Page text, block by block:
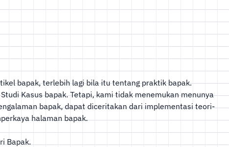
bapak, terlebih lagi bila itu tentang praktik bapak.
Kasus bapak. Tetapi, kami tidak menemukan menunya
bapak, dapat diceritakan dari implementasi teori-
halaman bapak.
Bapak.